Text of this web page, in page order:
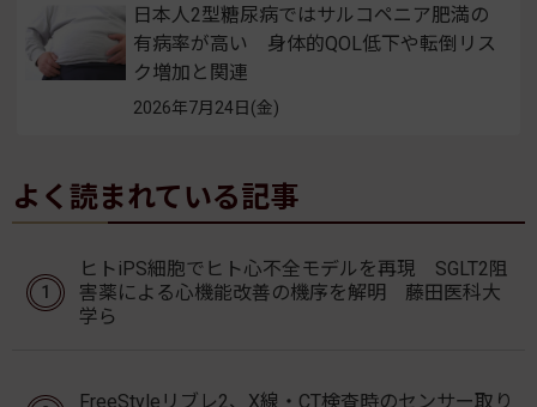
日本人2型糖尿病ではサルコペニア肥満の
有病率が高い 身体的QOL低下や転倒リス
ク増加と関連
2026年7月24日(金)
よく読まれている記事
ヒトiPS細胞でヒト心不全モデルを再現 SGLT2阻
害薬による心機能改善の機序を解明 藤田医科大
学ら
FreeStyleリブレ2、X線・CT検査時のセンサー取り